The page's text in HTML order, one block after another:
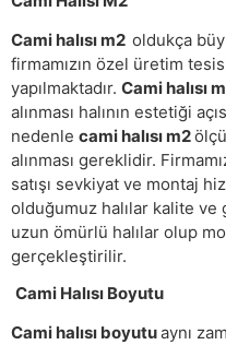
Cami halısı m2 oldukça
firmamızın özel üretim
yapılmaktadır. Cami halısı
alınması halının estetiği
nedenle cami halısı m2
alınması gereklidir.
satışı sevkiyat ve montaj
olduğumuz halılar kalite
uzun ömürlü halılar olup
gerçekleştirilir.
Cami Halısı Boyutu
Cami halısı boyutuaynı